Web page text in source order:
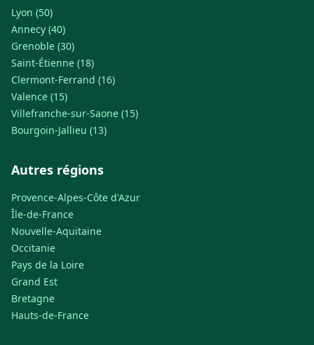
Lyon (50)
Annecy (40)
Grenoble (30)
Saint-Étienne (18)
Clermont-Ferrand (16)
Valence (15)
Villefranche-sur-Saone (15)
Bourgoin-Jallieu (13)
Autres régions
Provence-Alpes-Côte d'Azur
Île-de-France
Nouvelle-Aquitaine
Occitanie
Pays de la Loire
Grand Est
Bretagne
Hauts-de-France